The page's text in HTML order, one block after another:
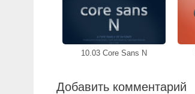
10.03 Core Sans N
Добавить комментарий